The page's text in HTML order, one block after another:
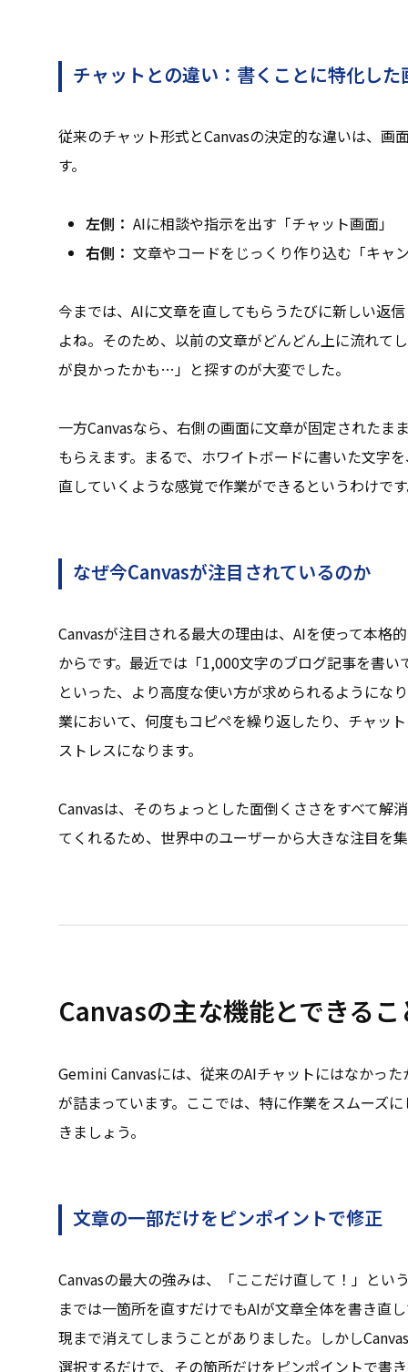
チャットとの違い：書くことに特化した
従来のチャット形式とCanvasの決定的な違いは、画
す。
左側： AIに相談や指示を出す「チャット画面」
右側： 文章やコードをじっくり作り込む「キャ
今までは、AIに文章を直してもらうたびに新しい返
よね。そのため、以前の文章がどんどん上に流れて
が良かったかも…」と探すのが大変でした。
一方Canvasなら、右側の画面に文章が固定されたま
もらえます。まるで、ホワイトボードに書いた文字
直していくような感覚で作業ができるというわけで
なぜ今Canvasが注目されているのか
Canvasが注目される最大の理由は、AIを使って本格
からです。最近では「1,000文字のブログ記事を書
といった、より高度な使い方が求められるようにな
業において、何度もコピペを繰り返したり、チャッ
ストレスになります。
Canvasは、そのちょっとした面倒くささをすべて解
てくれるため、世界中のユーザーから大きな注目を
Canvasの主な機能とできるこ
Gemini Canvasには、従来のAIチャットにはなかっ
が詰まっています。ここでは、特に作業をスムーズ
きましょう。
文章の一部だけをピンポイントで修正
Canvasの最大の強みは、「ここだけ直して！」とい
までは一箇所を直すだけでもAIが文章全体を書き直
現まで消えてしまうことがありました。しかし
選択するだけで、その箇所だけをピンポイントで書